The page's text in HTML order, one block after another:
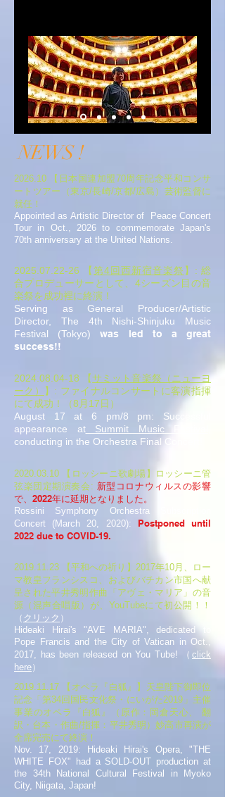
NEWS !
2026.10 【日本国連加盟70周年記念平和コンサ
ートツアー（東京/長崎/京都/広島）芸術監督に
就任！
Appointed as Artistic Director of Peace Concert
Tour in Oct., 2026 to commemorate Japan's
70th anniversary at the United Nations.
2025.07.22-26 【第4回西新宿音楽祭 】: 総
合プロデューサーとして、4シーズン目の音
楽祭を成功裡に終演！
Serving as General Producer/Artistic
Director, The 4th Nishi-Shinjuku Music
Festival (Tokyo)was led to a great
success!!
2024.08.04-18 【サミット音楽祭（ニューヨ
ーク）
】: ファイナルコンサートに客演指揮
にて成功！（8月17日）
August 17 at 6 pm/8 pm: Successful
appearance atSummit Music Festival
conducting in the Orchestra Final Concert!
2020.03.10 【ロッシーニ歌劇場】ロッシーニ管
弦楽団定期演奏会: ​新型コロナウィルスの影響
で、2022年に延期となりました。
Rossini Symphony Orchestra Subscription
Concert (March 20, 2020): Postponed until
2022 due to COVID-19.
2019.11.23 【平和への祈り】2017年10月、ロー
マ教皇フランシスコ、およびバチカン市国へ献
呈された平井秀明作曲「アヴェ・マリア」の音
源（混声合唱版）が、YouTubeにて初公開！！
（ クリック ）
Hideaki Hirai's "AVE MARIA", dedicated to
Pope Francis and the City of Vatican in Oct.,
2017, has been released on You Tube! （ click
here）
2019.11.17 【オペラ『白狐』】天皇陛下御即位
記念「第34回国民文化祭・にいがた2019」主催
事業のオペラ『白狐』（原作：岡倉天心、 翻
訳・台本・作曲/指揮：平井秀明）妙高市再演が
全席完売にて終演！
Nov. 17, 2019: Hideaki Hirai's Opera, "THE
WHITE FOX" had a SOLD-OUT production at
the 34th National Cultural Festival in Myoko
City, Niigata, Japan!